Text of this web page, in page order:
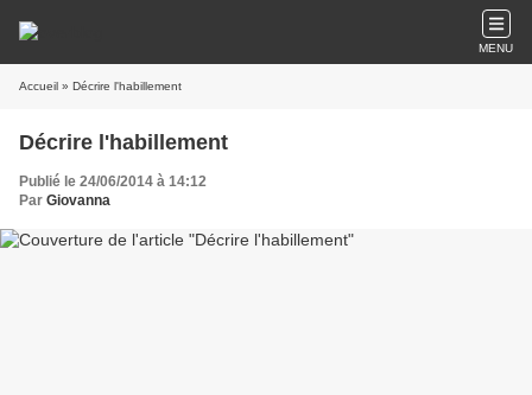
MENU
Accueil » Décrire l'habillement
Décrire l'habillement
Publié le 24/06/2014 à 14:12
Par Giovanna